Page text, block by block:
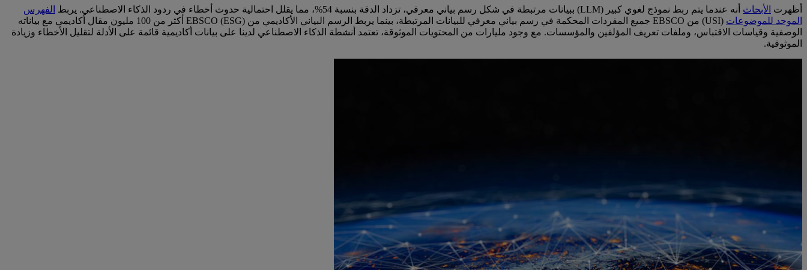
أظهرت الأبحاث أنه عندما يتم ربط نموذج لغوي كبير (LLM) ببيانات مرتبطة في شكل رسم بياني معرفي، تزداد الدقة بنسبة 54%، مما يقلل احتمالية حدوث أخطاء في ردود الذكاء الاصطناعي. يربط
الفهرس
الموحد للموضوعات
(USI) من EBSCO جميع المفردات المحكمة في رسم بياني معرفي للبيانات المرتبطة، بينما يربط الرسم البياني الأكاديمي من EBSCO (ESG) أكثر من 100 مليون مقال أكاديمي مع بياناته
الوصفية وقياسات الاقتباس، وملفات تعريف المؤلفين والمؤسسات. مع وجود مليارات من المحتويات الموثوقة، تعتمد أنشطة الذكاء الاصطناعي لدينا على بيانات أكاديمية قائمة على الأدلة لتقليل الأخطاء وزيادة
الموثوقية.